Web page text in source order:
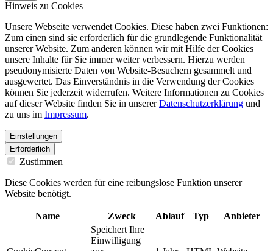
Hinweis zu Cookies
Unsere Webseite verwendet Cookies. Diese haben zwei Funktionen:
Zum einen sind sie erforderlich für die grundlegende Funktionalität
unserer Website. Zum anderen können wir mit Hilfe der Cookies
unsere Inhalte für Sie immer weiter verbessern. Hierzu werden
pseudonymisierte Daten von Website-Besuchern gesammelt und
ausgewertet. Das Einverständnis in die Verwendung der Cookies
können Sie jederzeit widerrufen. Weitere Informationen zu Cookies
auf dieser Website finden Sie in unsererDatenschutzerklärung und
zu uns im Impressum.
Einstellungen
Erforderlich
Zustimmen
Diese Cookies werden für eine reibungslose Funktion unserer
Website benötigt.
Name Zweck Ablauf Typ Anbieter
Speichert Ihre
Einwilligung